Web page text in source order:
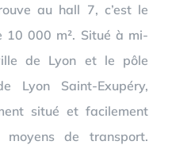
au hall 7, c’est le
10 000 m². Situé à mi-
de Lyon et le pôle
Lyon Saint-Exupéry,
situé et facilement
de transport.